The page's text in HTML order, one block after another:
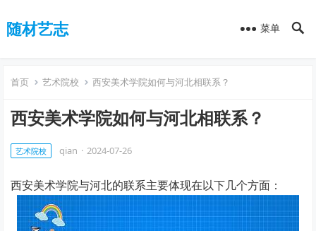
随材艺志 菜单
首页 艺术院校 西安美术学院如何与河北相联系？
西安美术学院如何与河北相联系？
艺术院校 qian · 2024-07-26
西安美术学院与河北的联系主要体现在以下几个方面：